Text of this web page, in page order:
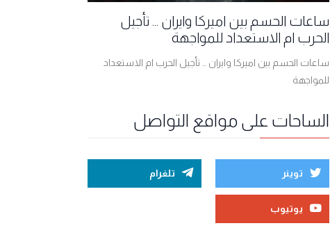
ساعات الحسم بين اميركا وايران ... تأجيل
الحرب ام الاستعداد للمواجهة
ساعات الحسم بين اميركا وايران ... تأجيل الحرب ام الاستعداد
للمواجهة
الساحات على مواقع التواصل
توينر تلغرام
يوتيوب